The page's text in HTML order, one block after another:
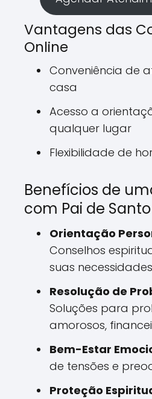
Vantagens das
Online
Conveniência de
casa
Acesso a
qualquer lugar
Flexibilidade de
Benefícios de
com Pai de Santo
Orientação
Conselhos
suas
Resolução de
Soluções para
amorosos,
Bem-Estar
de tensões e
Proteção